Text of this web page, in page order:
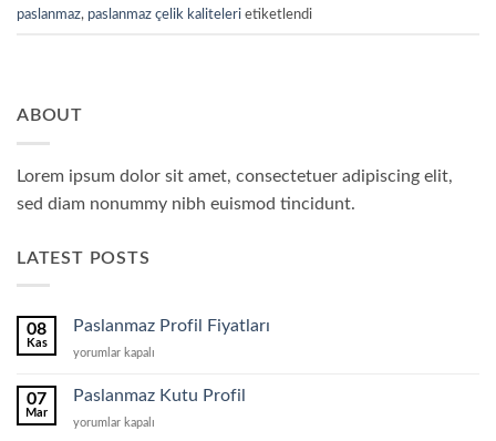
paslanmaz, paslanmaz çelik kaliteleri etiketlendi
ABOUT
Lorem ipsum dolor sit amet, consectetuer adipiscing elit,
sed diam nonummy nibh euismod tincidunt.
LATEST POSTS
08
Kas
Paslanmaz Profil Fiyatları
Paslanmaz
Fiyatları
yorumlar kapalı
07
Mar
Paslanmaz Kutu Profil
Paslanmaz
yorumlar kapalı